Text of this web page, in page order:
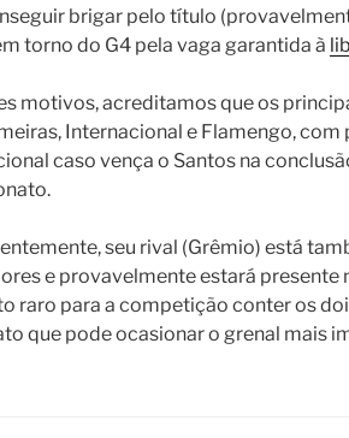
brigar pelo título
torno do G4 pela vaga garantida à
motivos, acreditamos que os
Internacional e Flamengo, com
caso vença o Santos na
seu rival (Grêmio) está
e provavelmente estará presente
raro para a competição conter os
que pode ocasionar o grenal mais